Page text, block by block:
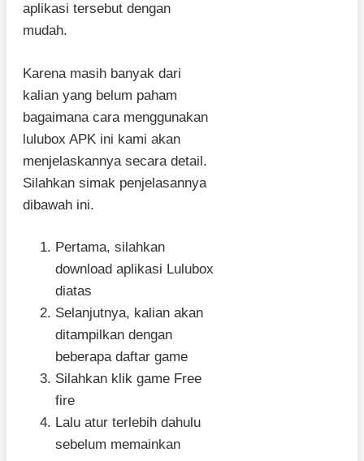
aplikasi tersebut dengan
mudah.
Karena masih banyak dari
kalian yang belum paham
bagaimana cara menggunakan
lulubox APK ini kami akan
menjelaskannya secara detail.
Silahkan simak penjelasannya
dibawah ini.
Pertama, silahkan
download aplikasi Lulubox
diatas
Selanjutnya, kalian akan
ditampilkan dengan
beberapa daftar game
Silahkan klik game Free
fire
Lalu atur terlebih dahulu
sebelum memainkan